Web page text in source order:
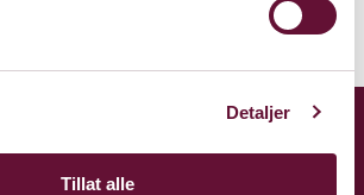
Detaljer
Tillat alle